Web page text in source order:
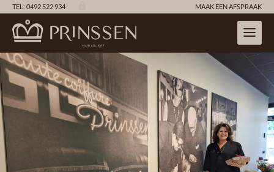
MAAK EEN AFSPRAAK
TEL: 0492 522 934